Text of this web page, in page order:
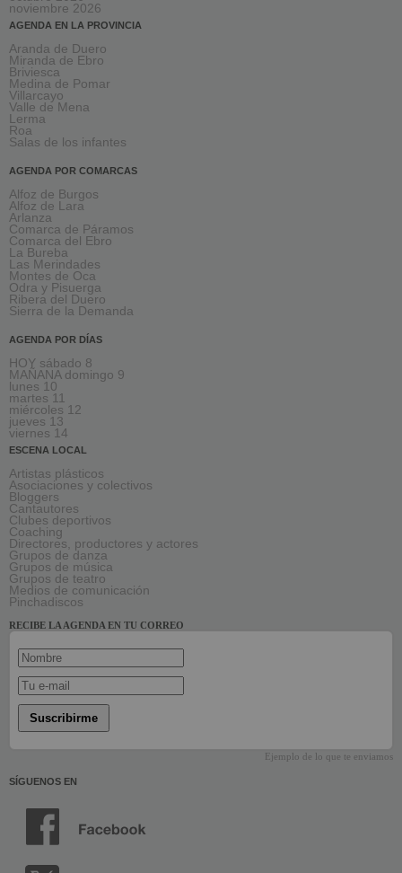
noviembre 2026
AGENDA EN LA PROVINCIA
Aranda de Duero
Miranda de Ebro
Briviesca
Medina de Pomar
Villarcayo
Valle de Mena
Lerma
Roa
Salas de los infantes
AGENDA POR COMARCAS
Alfoz de Burgos
Alfoz de Lara
Arlanza
Comarca de Páramos
Comarca del Ebro
La Bureba
Las Merindades
Montes de Oca
Odra y Pisuerga
Ribera del Duero
Sierra de la Demanda
AGENDA POR DÍAS
HOY sábado 8
MAÑANA domingo 9
lunes 10
martes 11
miércoles 12
jueves 13
viernes 14
ESCENA LOCAL
Artistas plásticos
Asociaciones y colectivos
Bloggers
Cantautores
Clubes deportivos
Coaching
Directores, productores y actores
Grupos de danza
Grupos de música
Grupos de teatro
Medios de comunicación
Pinchadiscos
RECIBE LA AGENDA EN TU CORREO
Suscribirme
Ejemplo de lo que te enviamos
SÍGUENOS EN